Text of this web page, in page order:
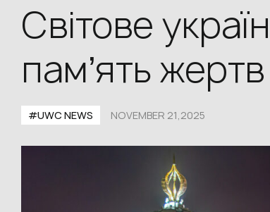
Світове
памʼять
#UWС NEWS NOVEMBER 21,2025